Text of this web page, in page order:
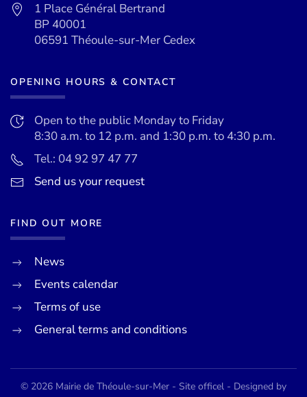
1 Place Général Bertrand
BP 40001
06591 Théoule-sur-Mer Cedex
OPENING HOURS & CONTACT
Open to the public Monday to Friday
8:30 a.m. to 12 p.m. and 1:30 p.m. to 4:30 p.m.
Tel.: 04 92 97 47 77
Send us your request
FIND OUT MORE
News
Events calendar
Terms of use
General terms and conditions
© 2026 Mairie de Théoule-sur-Mer - Site officel - Designed by